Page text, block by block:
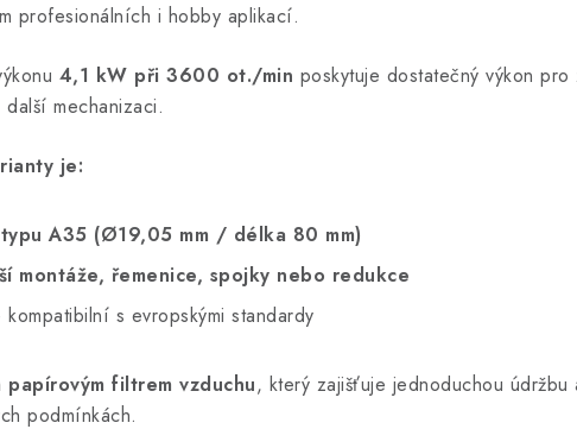
profesionálních i hobby aplikací.
4,1 kW při 3600 ot./min poskytuje dostatečný výkon
mechanizaci.
je:
A35 (Ø19,05 mm / délka 80 mm)
montáže, řemenice, spojky nebo redukce
s evropskými standardy
papírovým filtrem vzduchu, který zajišťuje jednoduchou údržbu
podmínkách.